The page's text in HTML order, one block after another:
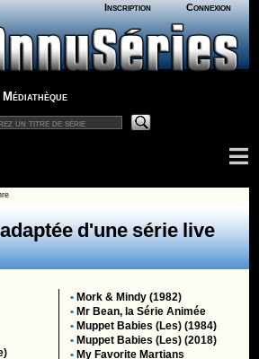
Inscription Connexion
Médiathèque
d'une série live
• Mork & Mindy (1982)
• Mr Bean, la Série Animée
• Muppet Babies (Les) (1984)
• Muppet Babies (Les) (2018)
• My Favorite Martians